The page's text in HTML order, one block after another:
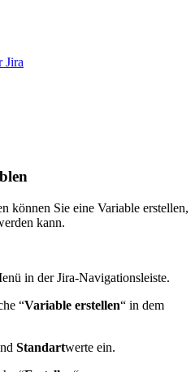
Jira
können Sie eine Variable erstellen,
kann.
in der Jira-Navigationsleiste.
“Variable erstellen“ in dem
Standartwerte ein.